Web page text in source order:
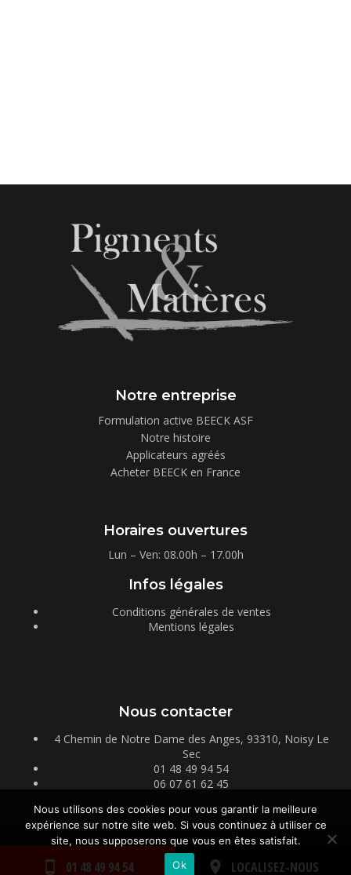
01 48 49 94 54 LOCALISEZ-NOUS
Notre entreprise
Formulation active BEECK ASF
Notre histoire
Applicateurs agréés
Acheter BEECK en France
Horaires ouvertures
Lun – Ven: 08.00h – 17.00h
Infos légales
Conditions générales de ventes
Mentions légales
Nous contacter
4 Chemin de Notre Dame des Anges, 93310, Noisy Le
Sec
01 48 49 94 54
06 07 61 62 45
Copyright © Pigments et Matières 2026Réalisé par Tokiz Digital
Comment référencer son site internet
Nous utilisons des cookies pour vous garantir la meilleure
expérience sur notre site web. Si vous continuez à utiliser ce
site, nous supposerons que vous en êtes satisfait.
Ok